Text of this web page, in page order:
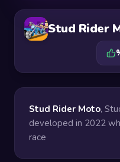
Stud Rider
Stud Rider Moto,
developed in 2022
race